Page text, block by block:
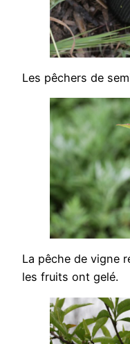
Les pêchers de
La pêche de vigne
les fruits ont gelé.